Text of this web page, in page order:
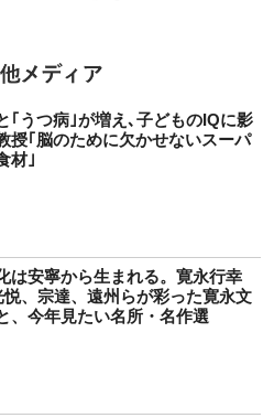
｢うつ病｣が増え､子どものIQに影
授｢脳のために欠かせないスーパ
材｣
は安寧から生まれる。寛永行幸
悦、宗達、遠州らが彩った寛永文
、今年見たい名所・名作選